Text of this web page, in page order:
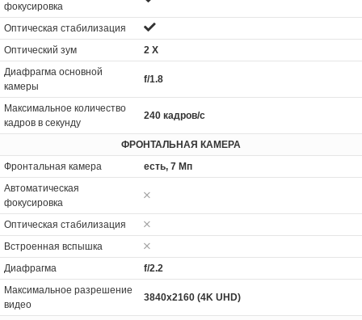
фокусировка
Оптическая стабилизация
Оптический зум
2 Х
Диафрагма основной
камеры
f/1.8
Максимальное количество
кадров в секунду
240 кадров/с
ФРОНТАЛЬНАЯ КАМЕРА
Фронтальная камера
есть, 7 Мп
Автоматическая
фокусировка
Оптическая стабилизация
Встроенная вспышка
Диафрагма
f/2.2
Максимальное разрешение
видео
3840x2160 (4K UHD)